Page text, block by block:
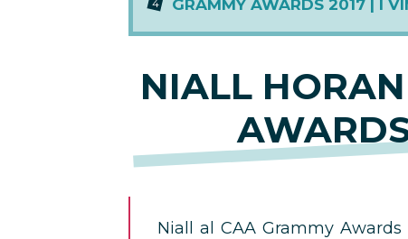
GRAMMY AWARDS 2017 | I
NIALL
Niall al CAA Grammy Awards